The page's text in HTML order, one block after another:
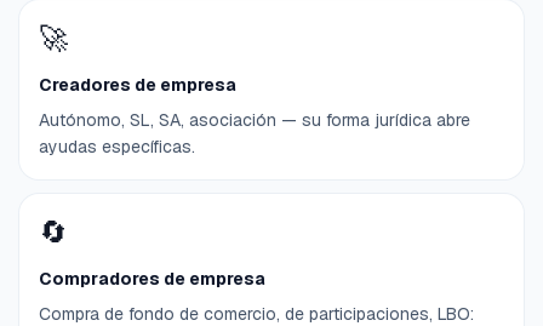
🚀
Creadores de empresa
Autónomo, SL, SA, asociación — su forma jurídica abre
ayudas específicas.
🔄
Compradores de empresa
Compra de fondo de comercio, de participaciones, LBO: